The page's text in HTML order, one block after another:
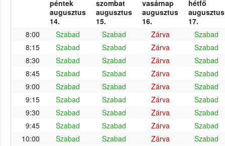
péntek
augusztus
14.
szombat
augusztus
15.
vasárnap
augusztus
16.
hétfő
augusztus
17.
8:00
Szabad Szabad Zárva
Szabad
8:15
Szabad Szabad Zárva
Szabad
8:30
Szabad Szabad Zárva
Szabad
8:45
Szabad Szabad Zárva
Szabad
9:00
Szabad Szabad Zárva
Szabad
9:15
Szabad Szabad Zárva
Szabad
9:30
Szabad Szabad Zárva
Szabad
9:45
Szabad Szabad Zárva
Szabad
10:00
Szabad Szabad Zárva
Szabad